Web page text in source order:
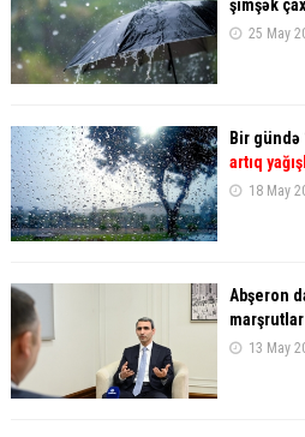
şimşək
25 May
Bir gündə
artıq
18 May
Abşeron
13 May